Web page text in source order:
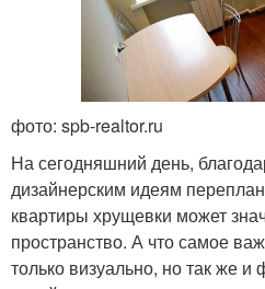
фото: spb-realtor.ru
На сегодняшний день,
дизайнерским идеям
квартиры хрущевки может
пространство. А что самое
только визуально, но так же и